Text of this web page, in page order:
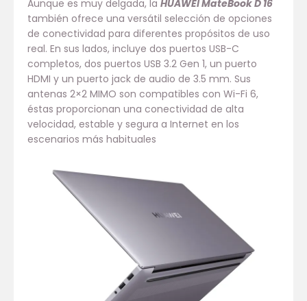
Aunque es muy delgada, la HUAWEI MateBook D 16
también ofrece una versátil selección de opciones
de conectividad para diferentes propósitos de uso
real. En sus lados, incluye dos puertos USB-C
completos, dos puertos USB 3.2 Gen 1, un puerto
HDMI y un puerto jack de audio de 3.5 mm. Sus
antenas 2×2 MIMO son compatibles con Wi-Fi 6,
éstas proporcionan una conectividad de alta
velocidad, estable y segura a Internet en los
escenarios más habituales